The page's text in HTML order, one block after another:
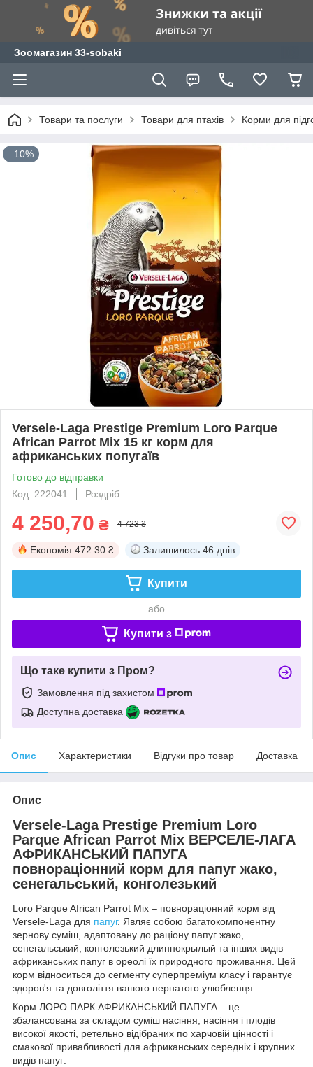
Зоомагазин 33-sobaki
Товари та послуги Товари для птахів Корми для
–10%
Versele-Laga Prestige Premium Loro Parque
African Parrot Mix 15 кг корм для
африканських попугаїв
Готово до відправки
Код: 222041
Роздріб
4 250,70 ₴ 4 723 ₴
Економія 472.30 ₴ Залишилось 46 днів
Купити
або
Купити з
Що таке купити з Пром?
Замовлення під захистом
Доступна доставка
Опис Характеристики Відгуки про товар Доставка
Опис
Versele-Laga Prestige Premium Loro
Parque African Parrot Mix ВЕРСЕЛЕ-ЛАГА
АФРИКАНСЬКИЙ ПАПУГА
повнораціонний корм для папуг жако,
сенегальський, конголезький
Loro Parque African Parrot Mix – повнораціонний корм від
Versele-Laga для папуг. Являє собою багатокомпонентну
зернову суміш, адаптовану до раціону папуг жако,
сенегальський, конголезький длиннокрылый та інших видів
африканських папуг в ореолі їх природного проживання. Цей
корм відноситься до сегменту суперпреміум класу і гарантує
здоров'я та довголіття вашого пернатого улюбленця.
Корм ЛОРО ПАРК АФРИКАНСЬКИЙ ПАПУГА – це
збалансована за складом суміш насіння, насіння і плодів
високої якості, ретельно відібраних по харчовій цінності і
смакової привабливості для африканських середніх і крупних
видів папуг: